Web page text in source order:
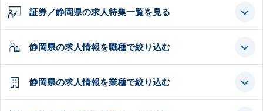
証券／静岡県の求人特集一覧を見る
静岡県の求人情報を職種で絞り込む
静岡県の求人情報を業種で絞り込む